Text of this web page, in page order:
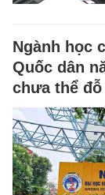
Ngành học
Quốc dân
chưa thể đỗ